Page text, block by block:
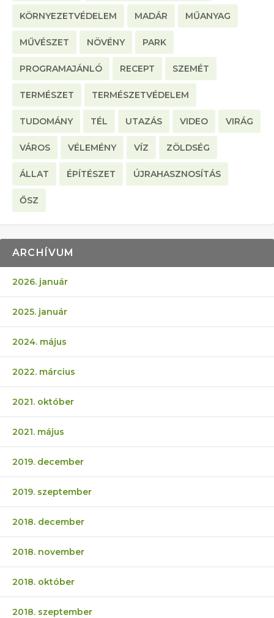
KÖRNYEZETVÉDELEM MADÁR MŰANYAG
MŰVÉSZET NÖVÉNY PARK
PROGRAMAJÁNLÓ RECEPT SZEMÉT
TERMÉSZET TERMÉSZETVÉDELEM
TUDOMÁNY TÉL UTAZÁS VIDEO VIRÁG
VÁROS VÉLEMÉNY VÍZ ZÖLDSÉG
ÁLLAT ÉPÍTÉSZET ÚJRAHASZNOSÍTÁS
ŐSZ
ARCHÍVUM
2026. január
2025. január
2024. május
2022. március
2021. október
2021. május
2019. december
2019. szeptember
2018. december
2018. november
2018. október
2018. szeptember